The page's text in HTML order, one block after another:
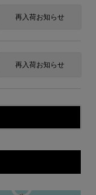
再入荷お知らせ
再入荷お知らせ